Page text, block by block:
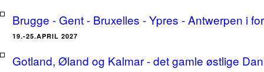
Brugge - Gent - Bruxelles - Ypres - Antwerpen i
19.-25.APRIL 2027
Gotland, Øland og Kalmar - det gamle østlige